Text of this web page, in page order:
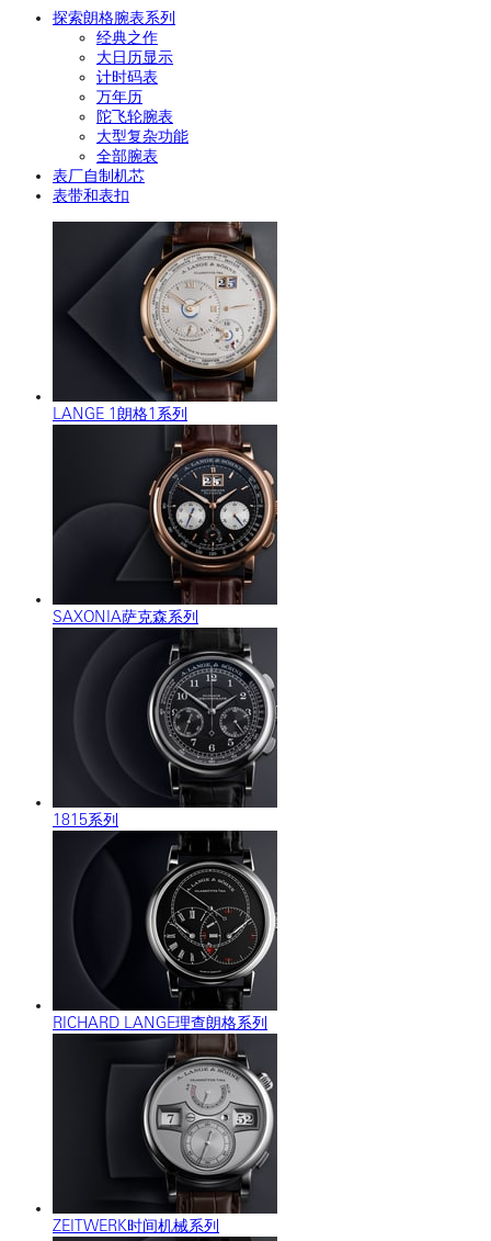
探索朗格腕表系列
经典之作
大日历显示
计时码表
万年历
陀飞轮腕表
大型复杂功能
全部腕表
表厂自制机芯
表带和表扣
LANGE 1朗格1系列
SAXONIA萨克森系列
1815系列
RICHARD LANGE理查朗格系列
ZEITWERK时间机械系列